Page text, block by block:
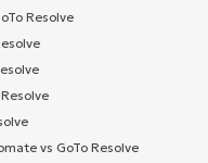
Resolve
vs GoTo Resolve